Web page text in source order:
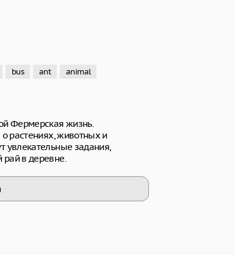
bus ant animal
Фермерская жизнь.
о растениях, животных и
увлекательные задания,
рай в деревне.